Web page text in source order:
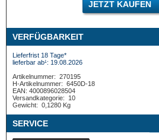
JETZT KAUFEN
VERFÜGBARKEIT
Lieferfrist 18 Tage*
lieferbar ab¹: 19.08.2026
Artikelnummer: 270195
H-Artikelnummer: 6450D-18
EAN: 4000896028504
Versandkategorie:
10
Gewicht: 0,1280 Kg
SERVICE